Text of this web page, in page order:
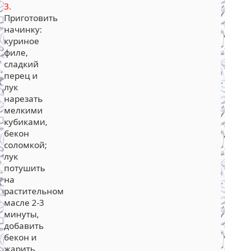
3.
Приготовить
начинку:
куриное
филе,
сладкий
перец и
лук
нарезать
мелкими
кубиками,
бекон
соломкой;
лук
потушить
на
растительном
масле 2-3
минуты,
добавить
бекон и